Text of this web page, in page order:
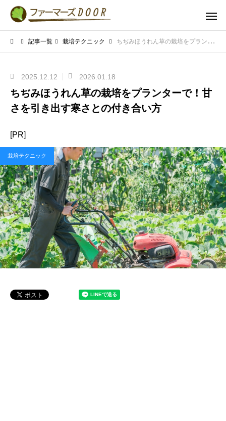
記事一覧 栽培テクニック ちぢみほうれん草の栽培をプランターで！甘さを引き出す寒さとの付き合い方
2025.12.12 2026.01.18
ちぢみほうれん草の栽培をプランターで！甘
さを引き出す寒さとの付き合い方
[PR]
栽培テクニック